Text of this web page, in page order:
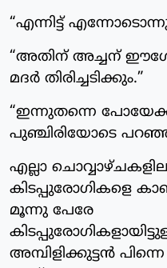
“എന്നിട്ട്
“അതിന് അച്ചന്
മദർ തിരിച്ചടിക്കും.”
“ഇന്നുതന്നെ
പുഞ്ചിരിയോടെ
എല്ലാ
കിടപ്പുരോഗികളെ
മൂന്നു പേരേ
അമ്പിളിക്കുട്ടൻ